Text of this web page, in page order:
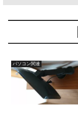
パソコン関連